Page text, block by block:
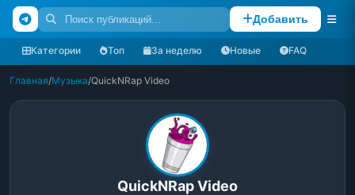
Добавить
Категории Топ За неделю Новые FAQ
Главная/Музыка/QuickNRap Video
QuickNRap Video